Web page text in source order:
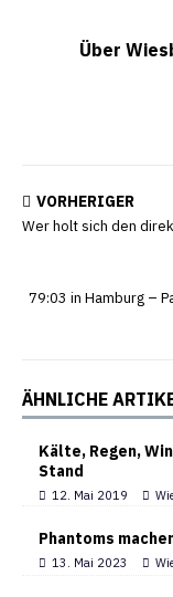
Über
VORHERIGER
Wer holt sich den
79:03 in Hamburg –
ÄHNLICHE
Kälte, Regen,
Stand
12. Mai 2019
Phantoms
13. Mai 2023